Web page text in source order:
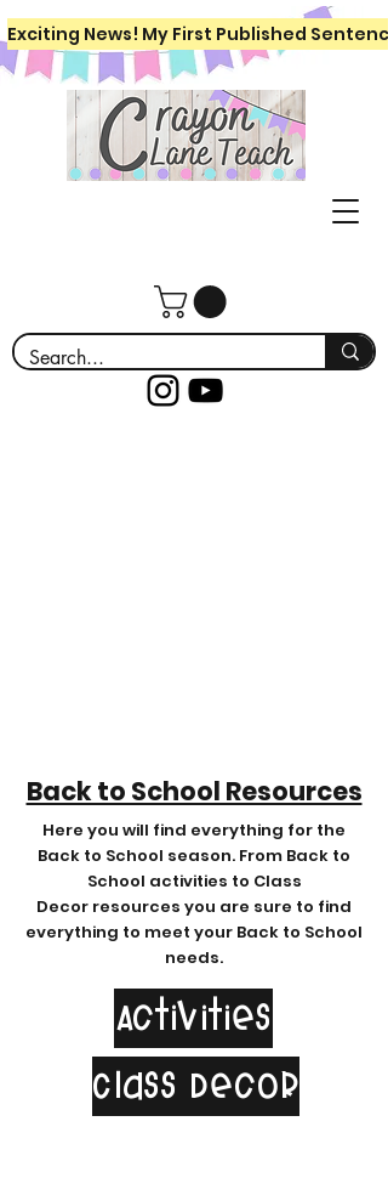
Exciting News! My First Published
Back to School Resources
Here you will find everything for the
Back to School season. From Back to
School activities to Class
Decor resources you are sure to find
everything to meet your Back to School
needs.
Activities
Class Decor